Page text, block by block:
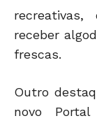
receber
frescas.
Outro
novo